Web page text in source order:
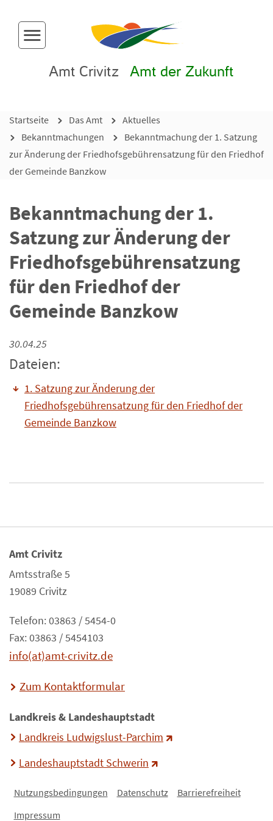
Menü-Button
Amt Crivitz Amt der Zukunft
Startseite Das Amt
Aktuelles
Bekanntmachungen
Bekanntmachung der 1. Satzung
zur Änderung der Friedhofsgebührensatzung für den Friedhof
der Gemeinde Banzkow
Bekanntmachung der 1.
Satzung zur Änderung der
Friedhofsgebührensatzung
für den Friedhof der
Gemeinde Banzkow
30.04.25
Dateien:
1. Satzung zur Änderung der
Friedhofsgebührensatzung für den Friedhof der
Gemeinde Banzkow
Amt Crivitz
Amtsstraße 5
19089 Crivitz
Telefon: 03863 / 5454-0
Fax: 03863 / 5454103
info(at)amt-crivitz.de
Zum Kontaktformular
Landkreis & Landeshauptstadt
Landkreis Ludwigslust-Parchim
Landeshauptstadt Schwerin
Nutzungsbedingungen Datenschutz
Barrierefreiheit
Impressum